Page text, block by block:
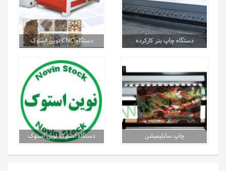
دستگاه چاپ بنر کارکرده دستگاه CNC نوین استوک
چاپ سابلیمیشن دستگاه استوک نوین استوک